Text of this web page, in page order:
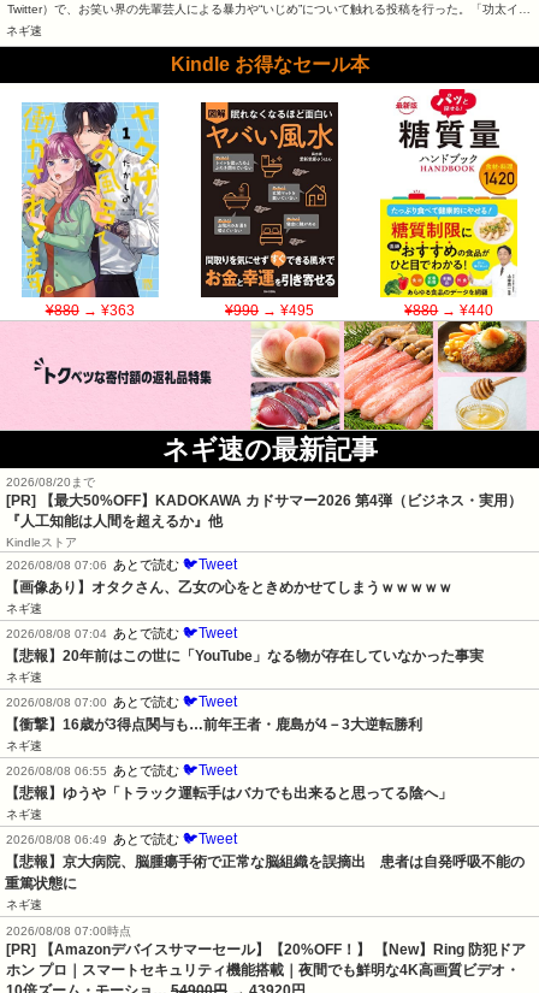
Twitter）で、お笑い界の先輩芸人による暴力や“いじめ”について触れる投稿を行った。「功太イ…
ネギ速
Kindle お得なセール本
¥880→ ¥363 ¥990→ ¥495 ¥880→ ¥440
ネギ速の最新記事
2026/08/20まで
[PR]
【最大50%OFF】KADOKAWA カドサマー2026 第4弾（ビジネス・実用）
『人工知能は人間を超えるか』他
Kindleストア
2026/08/08 07:06
あとで読む 🐦Tweet
【画像あり】オタクさん、乙女の心をときめかせてしまうｗｗｗｗｗ
ネギ速
2026/08/08 07:04 あとで読む 🐦Tweet
【悲報】20年前はこの世に「YouTube」なる物が存在していなかった事実
ネギ速
2026/08/08 07:00
あとで読む 🐦Tweet
【衝撃】16歳が3得点関与も…前年王者・鹿島が4－3大逆転勝利
ネギ速
2026/08/08 06:55
あとで読む 🐦Tweet
【悲報】ゆうや「トラック運転手はバカでも出来ると思ってる陰へ」
ネギ速
2026/08/08 06:49
あとで読む 🐦Tweet
【悲報】京大病院、脳腫瘍手術で正常な脳組織を誤摘出　患者は自発呼吸不能の
重篤状態に
ネギ速
2026/08/08 07:00時点
[PR] 【Amazonデバイスサマーセール】【20%OFF！】 【New】Ring 防犯ドア
ホン プロ｜スマートセキュリティ機能搭載｜夜間でも鮮明な4K高画質ビデオ・